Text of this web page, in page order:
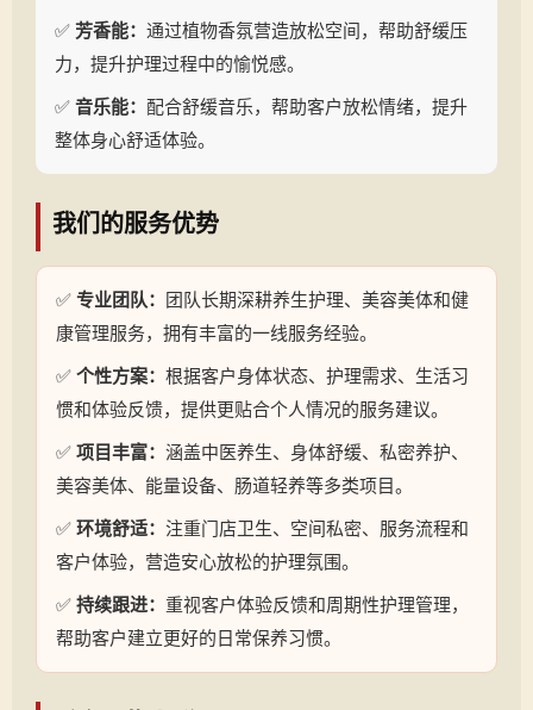
✅ 芳香能： 通过植物香氛营造放松空间，帮助舒缓压
力，提升护理过程中的愉悦感。
✅ 音乐能： 配合舒缓音乐，帮助客户放松情绪，提升
整体身心舒适体验。
我们的服务优势
✅ 专业团队：
团队长期深耕养生护理、美容美体和健
康管理服务，拥有丰富的一线服务经验。
✅ 个性方案： 根据客户身体状态、护理需求、生活习
惯和体验反馈，提供更贴合个人情况的服务建议。
✅ 项目丰富： 涵盖中医养生、身体舒缓、私密养护、
美容美体、能量设备、肠道轻养等多类项目。
✅ 环境舒适： 注重门店卫生、空间私密、服务流程和
客户体验，营造安心放松的护理氛围。
✅ 持续跟进： 重视客户体验反馈和周期性护理管理，
帮助客户建立更好的日常保养习惯。